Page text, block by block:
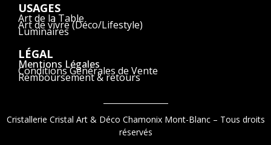
USAGES
Art de la Table
Art de vivre (Déco/Lifestyle)
Luminaires
LÉGAL
Mentions Légales
Conditions Générales de Vente
Remboursement & retours
Cristallerie Cristal Art & Déco Chamonix Mont-Blanc – Tous droits
réservés